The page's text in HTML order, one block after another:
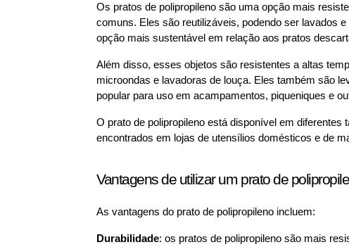
Os pratos de polipropileno são uma opção mais
comuns. Eles são reutilizáveis, podendo ser lavados
opção mais sustentável em relação aos pratos
Além disso, esses objetos são resistentes a altas
microondas e lavadoras de louça. Eles também são
popular para uso em acampamentos, piqueniques e
O prato de polipropileno está disponível em
encontrados em lojas de utensílios domésticos e de
Vantagens de utilizar um prato de
As vantagens do prato de polipropileno incluem:
Durabilidade: os pratos de polipropileno são mais